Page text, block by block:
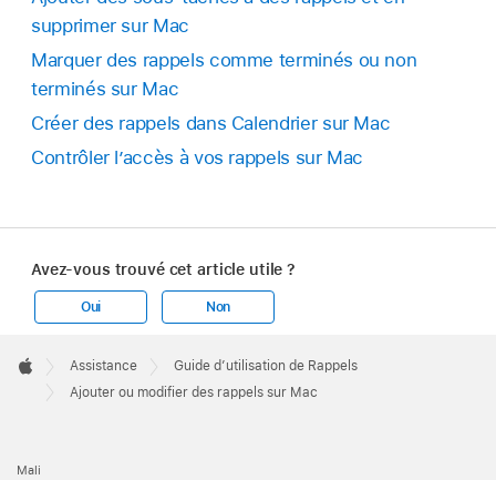
supprimer sur Mac
Marquer des rappels comme terminés ou non
terminés sur Mac
Créer des rappels dans Calendrier sur Mac
Contrôler l’accès à vos rappels sur Mac
Avez-vous trouvé cet article utile ?
Oui Non
Footer

Apple
Assistance
Guide d’utilisation de Rappels
Ajouter ou modifier des rappels sur Mac
Mali